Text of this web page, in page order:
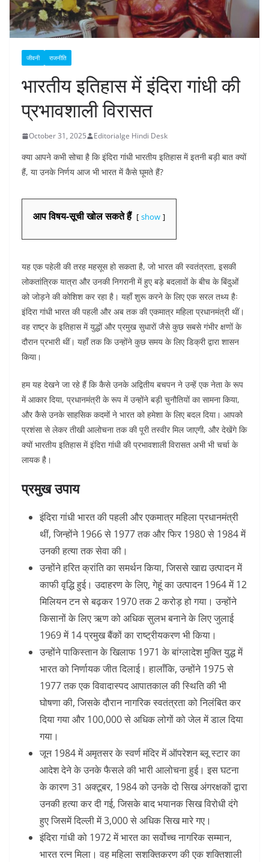
जीवनी राजनीति
भारतीय इतिहास में इंदिरा गांधी की
प्रभावशाली विरासत
October 31, 2025 Editorialge Hindi Desk
क्या आपने कभी सोचा है कि इंदिरा गांधी भारतीय इतिहास में इतनी बड़ी बात क्यों
हैं, या उनके निर्णय आज भी भारत में कैसे घूमते हैं?
आप विषय-सूची खोल सकते हैं show
यह एक पहेली की तरह महसूस हो सकता है, जो भारत की स्वतंत्रता, इसकी
लोकतांत्रिक यात्रा और उनकी निगरानी में हुए बड़े बदलावों के बीच के बिंदुओं
को जोड़ने की कोशिश कर रहा है। यहाँ शुरू करने के लिए एक सरल तथ्य हैः
इंदिरा गांधी भारत की पहली और अब तक की एकमात्र महिला प्रधानमंत्री थीं।
वह राष्ट्र के इतिहास में युद्धों और प्रमुख सुधारों जैसे कुछ सबसे गंभीर क्षणों के
दौरान प्रभारी थीं। यहाँ तक कि उन्होंने कुछ समय के लिए डिक्री द्वारा शासन
किया।
हम यह देखने जा रहे हैं कि कैसे उनके अद्वितीय बचपन ने उन्हें एक नेता के रूप
में आकार दिया, प्रधानमंत्री के रूप में उन्होंने बड़ी चुनौतियों का सामना किया,
और कैसे उनके साहसिक कदमों ने भारत को हमेशा के लिए बदल दिया। आपको
प्रशंसा से लेकर तीखी आलोचना तक की पूरी तस्वीर मिल जाएगी, और देखेंगे कि
क्यों भारतीय इतिहास में इंदिरा गांधी की प्रभावशाली विरासत अभी भी चर्चा के
लायक है।
प्रमुख उपाय
इंदिरा गांधी भारत की पहली और एकमात्र महिला प्रधानमंत्री
थीं, जिन्होंने 1966 से 1977 तक और फिर 1980 से 1984 में
उनकी हत्या तक सेवा की।
उन्होंने हरित क्रांति का समर्थन किया, जिससे खाद्य उत्पादन में
काफी वृद्धि हुई। उदाहरण के लिए, गेहूं का उत्पादन 1964 में 12
मिलियन टन से बढ़कर 1970 तक 2 करोड़ हो गया। उन्होंने
किसानों के लिए ऋण को अधिक सुलभ बनाने के लिए जुलाई
1969 में 14 प्रमुख बैंकों का राष्ट्रीयकरण भी किया।
उन्होंने पाकिस्तान के खिलाफ 1971 के बांग्लादेश मुक्ति युद्ध में
भारत को निर्णायक जीत दिलाई। हालाँकि, उन्होंने 1975 से
1977 तक एक विवादास्पद आपातकाल की स्थिति की भी
घोषणा की, जिसके दौरान नागरिक स्वतंत्रता को निलंबित कर
दिया गया और 100,000 से अधिक लोगों को जेल में डाल दिया
गया।
जून 1984 में अमृतसर के स्वर्ण मंदिर में ऑपरेशन ब्लू स्टार का
आदेश देने के उनके फैसले की भारी आलोचना हुई। इस घटना
के कारण 31 अक्टूबर, 1984 को उनके दो सिख अंगरक्षकों द्वारा
उनकी हत्या कर दी गई, जिसके बाद भयानक सिख विरोधी दंगे
हुए जिसमें दिल्ली में 3,000 से अधिक सिख मारे गए।
इंदिरा गांधी को 1972 में भारत का सर्वोच्च नागरिक सम्मान,
भारत रत्न मिला। वह महिला सशक्तिकरण की एक शक्तिशाली